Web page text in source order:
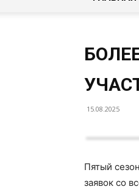
15.08.2025
Пятый
заявок со